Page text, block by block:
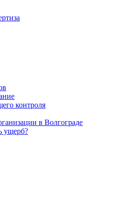
контроля
в Волгограде
ущерб?